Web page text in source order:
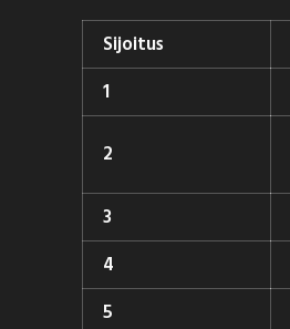
Sijoitus
1
2
3
4
5